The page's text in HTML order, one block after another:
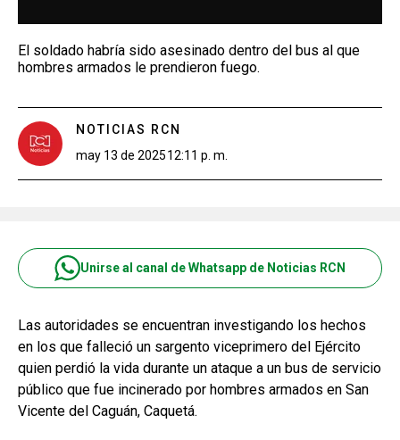
El soldado habría sido asesinado dentro del bus al que
hombres armados le prendieron fuego.
NOTICIAS RCN
may 13 de 202512:11 p. m.
Unirse al canal de Whatsapp de Noticias RCN
Las autoridades se encuentran investigando los hechos
en los que falleció un sargento viceprimero del Ejército
quien perdió la vida durante un ataque a un bus de servicio
público que fue incinerado por hombres armados en San
Vicente del Caguán, Caquetá.